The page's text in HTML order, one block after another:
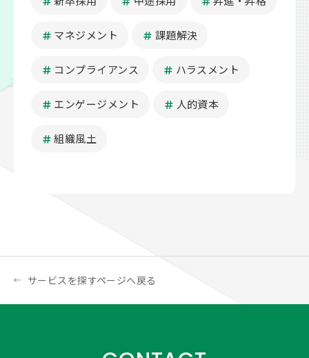
マネジメント 課題解決
コンプライアンス ハラスメント
エンゲージメント 人的資本
組織風土
サービスを探すページへ戻る